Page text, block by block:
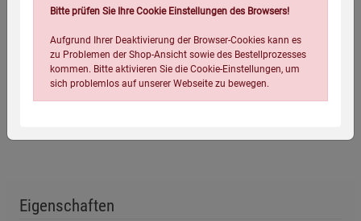
Sudokus für Alle!
4 Schwierigkeitsgrade - für Anfänger und
Fortgeschrittene geeignet
Eigenschaften
Bitte prüfen Sie Ihre Cookie Einstellungen des Browsers!
Aufgrund Ihrer Deaktivierung der Browser-Cookies kann es
zu Problemen der Shop-Ansicht sowie des Bestellprozesses
kommen. Bitte aktivieren Sie die Cookie-Einstellungen, um
sich problemlos auf unserer Webseite zu bewegen.